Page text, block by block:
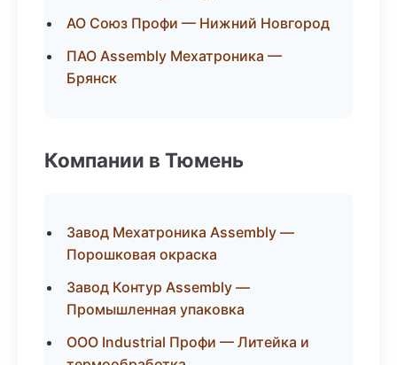
АО Союз Профи — Нижний Новгород
ПАО Assembly Мехатроника —
Брянск
Компании в Тюмень
Завод Мехатроника Assembly —
Порошковая окраска
Завод Контур Assembly —
Промышленная упаковка
ООО Industrial Профи — Литейка и